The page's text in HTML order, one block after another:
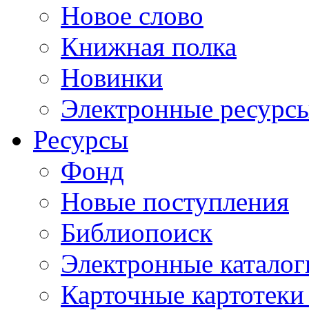
Новое слово
Книжная полка
Новинки
Электронные
Ресурсы
Фонд
Новые поступления
Библиопоиск
Электронные
Карточные